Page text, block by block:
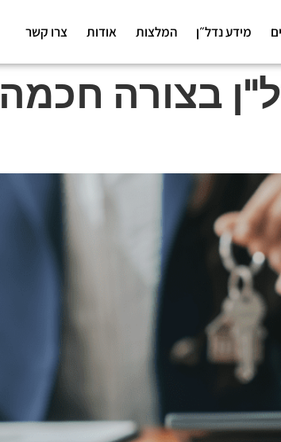
מידע נדל״ן המלצות אודות צרו קשר
בצורה חכמה